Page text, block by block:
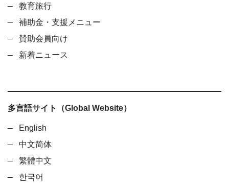
教育旅行
補助金・支援メニュー
賛助会員向け
新着ニュース
多言語サイト（Global Website）
English
中文简体
繁體中文
한국어